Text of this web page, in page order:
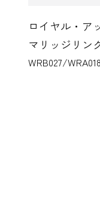
ロイヤル・ア
マリッジリン
WRB027/WRA018